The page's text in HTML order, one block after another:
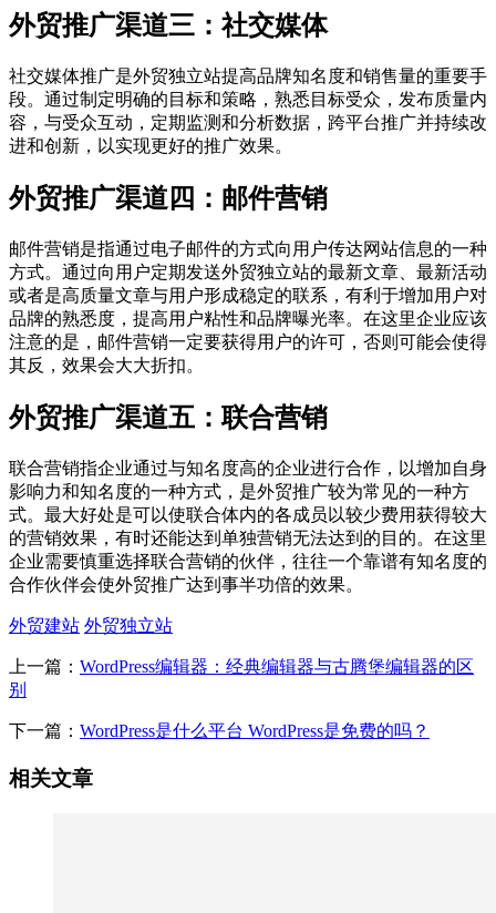
外贸推广渠道三：社交媒体
社交媒体推广是外贸独立站提高品牌知名度和销售量的重要手
段。通过制定明确的目标和策略，熟悉目标受众，发布质量内
容，与受众互动，定期监测和分析数据，跨平台推广并持续改
进和创新，以实现更好的推广效果。
外贸推广渠道四：邮件营销
邮件营销是指通过电子邮件的方式向用户传达网站信息的一种
方式。通过向用户定期发送外贸独立站的最新文章、最新活动
或者是高质量文章与用户形成稳定的联系，有利于增加用户对
品牌的熟悉度，提高用户粘性和品牌曝光率。在这里企业应该
注意的是，邮件营销一定要获得用户的许可，否则可能会使得
其反，效果会大大折扣。
外贸推广渠道五：联合营销
联合营销指企业通过与知名度高的企业进行合作，以增加自身
影响力和知名度的一种方式，是外贸推广较为常见的一种方
式。最大好处是可以使联合体内的各成员以较少费用获得较大
的营销效果，有时还能达到单独营销无法达到的目的。在这里
企业需要慎重选择联合营销的伙伴，往往一个靠谱有知名度的
合作伙伴会使外贸推广达到事半功倍的效果。
外贸建站 外贸独立站
上一篇： WordPress编辑器：经典编辑器与古腾堡编辑器的区
别
下一篇： WordPress是什么平台 WordPress是免费的吗？
相关文章